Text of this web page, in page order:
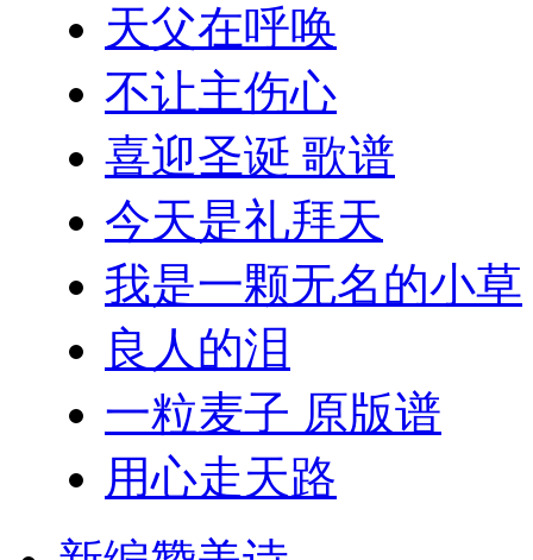
天父在呼唤
不让主伤心
喜迎圣诞 歌谱
今天是礼拜天
我是一颗无名的小草
良人的泪
一粒麦子 原版谱
用心走天路